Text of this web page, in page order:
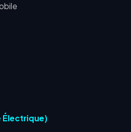
Électrique)